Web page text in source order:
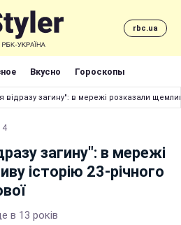
rbc.ua
Вкусно Гороскопы
відразу загину": в мережі розказали
загину": в мережі
історію 23-річного
в 13 років